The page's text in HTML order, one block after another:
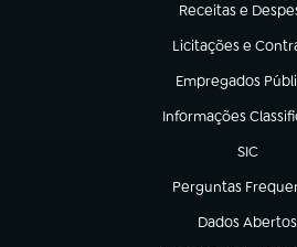
Receitas e
(abre em nova
Licitações e
(abre em nova
Empregados
(abre em nova
Informações
(abre em nova aba)
SIC
(abre em
Perguntas
(abre em nova
Dados Abertos
(abre em nova